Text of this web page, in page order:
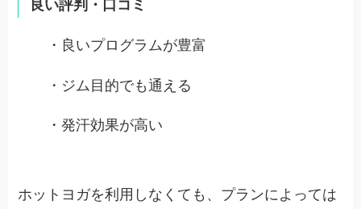
良い評判・口コミ
・良いプログラムが豊富
・ジム目的でも通える
・発汗効果が高い
ホットヨガを利用しなくても、プランによっては